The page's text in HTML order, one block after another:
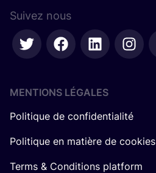
Suivez nous
MENTIONS LÉGALES
Politique de confidentialité
Politique en matière de cookies
Terms & Conditions platform